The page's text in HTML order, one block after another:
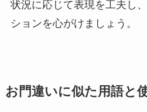
状況に応じて表現を工夫し
ションを心がけましょう。
お門違いに似た用語と